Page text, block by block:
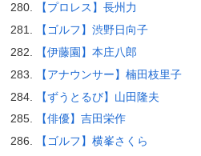
【プロレス】長州力
【ゴルフ】渋野日向子
【伊藤園】本庄八郎
【アナウンサー】楠田枝里子
【ずうとるび】山田隆夫
【俳優】吉田栄作
【ゴルフ】横峯さくら